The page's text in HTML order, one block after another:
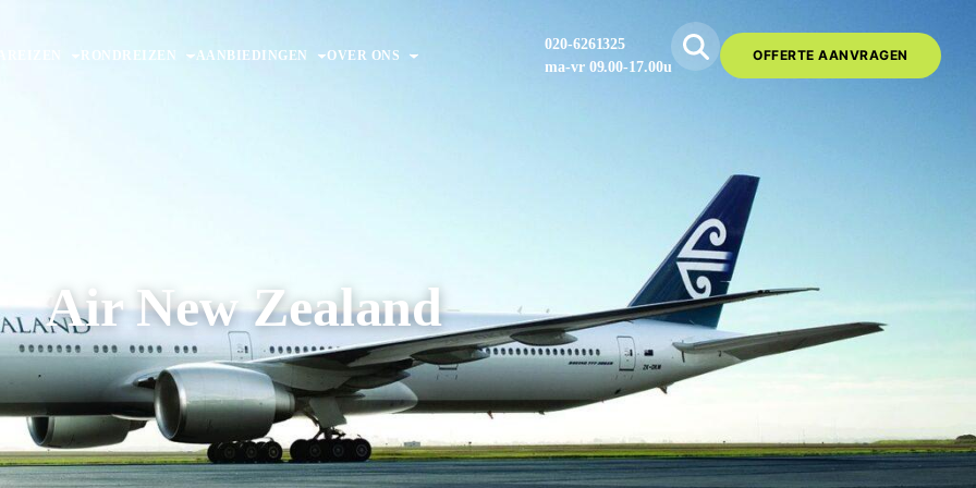
RONDREIZEN AANBIEDINGEN OVER ONS
020-6261325
ma-vr 09.00-17.00u
OFFERTE AANVRAGEN
Air New Zealand